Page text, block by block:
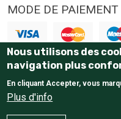
MODE DE PAIEMENT
Paiement 100% sécurisé
Nous utilisons des
navigation plus
En cliquant Accepter, vous
Plus d'info